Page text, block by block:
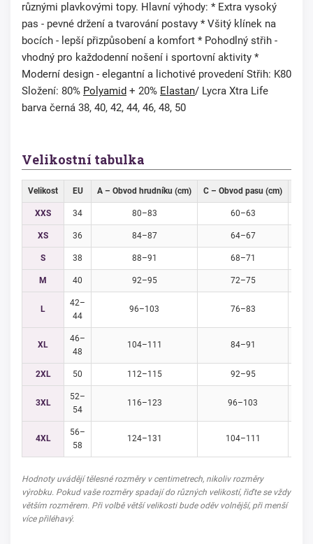
různými plavkovými topy. Hlavní výhody: * Extra vysoký
pas - pevné držení a tvarování postavy * Všitý klínek na
bocích - lepší přizpůsobení a komfort * Pohodlný střih -
vhodný pro každodenní nošení i sportovní aktivity *
Moderní design - elegantní a lichotivé provedení Střih: K80
Složení: 80% Polyamid + 20% Elastan/ Lycra Xtra Life
barva černá 38, 40, 42, 44, 46, 48, 50
Velikostní tabulka
Velikost EU A – Obvod hrudníku (cm) C – Obvod pasu (cm)
XXS 34 80–83 60–63
XS 36 84–87 64–67
S 38 88–91 68–71
M 40 92–95 72–75
L
42–
44
96–103 76–83
XL
46–
48
104–111 84–91
2XL 50 112–115 92–95
3XL
52–
54
116–123 96–103
4XL
56–
58
124–131 104–111
Hodnoty uvádějí tělesné rozměry v centimetrech, nikoliv rozměry
výrobku. Pokud vaše rozměry spadají do různých velikostí, řiďte se vždy
větším rozměrem. Při volbě větší velikosti bude oděv volnější, při menší
více přiléhavý.